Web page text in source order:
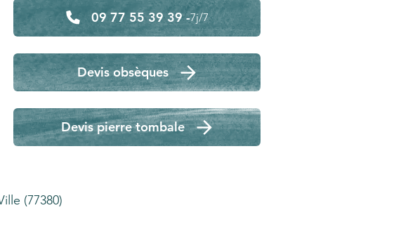
09 77 55 39 39 -7j/7
Devis obsèques
Devis pierre tombale
(77380)